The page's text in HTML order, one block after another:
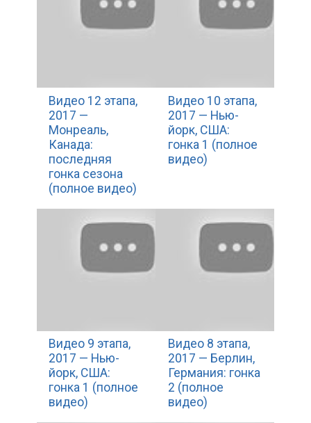
Видео 12 этапа,
2017 —
Монреаль,
Канада:
последняя
гонка сезона
(полное видео)
Видео 10 этапа,
2017 — Нью-
йорк, США:
гонка 1 (полное
видео)
Видео 9 этапа,
2017 — Нью-
йорк, США:
гонка 1 (полное
видео)
Видео 8 этапа,
2017 — Берлин,
Германия: гонка
2 (полное
видео)